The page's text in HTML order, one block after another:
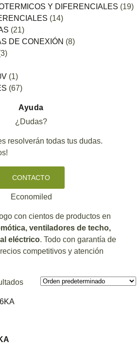
Y DIFERENCIALES (19)
(14)
(21)
DE CONEXIÓN (8)
(1)
(67)
Ayuda
¿Dudas?
resolverán todas tus dudas.
CONTACTO
Economiled
con cientos de productos en
ventiladores de techo,
eléctrico. Todo con garantía de
competitivos y atención